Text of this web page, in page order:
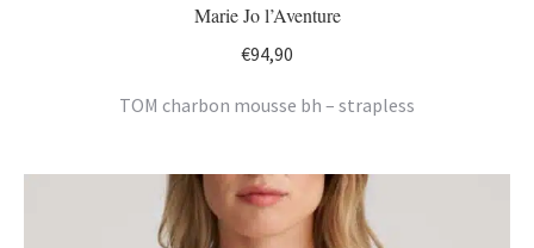
Marie Jo l’Aventure
€94,90
TOM charbon mousse bh – strapless